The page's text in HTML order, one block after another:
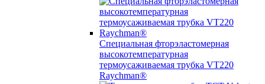
Специальная фторэластомерная
высокотемпературная
термоусаживаемая трубка VT220
Raychman®